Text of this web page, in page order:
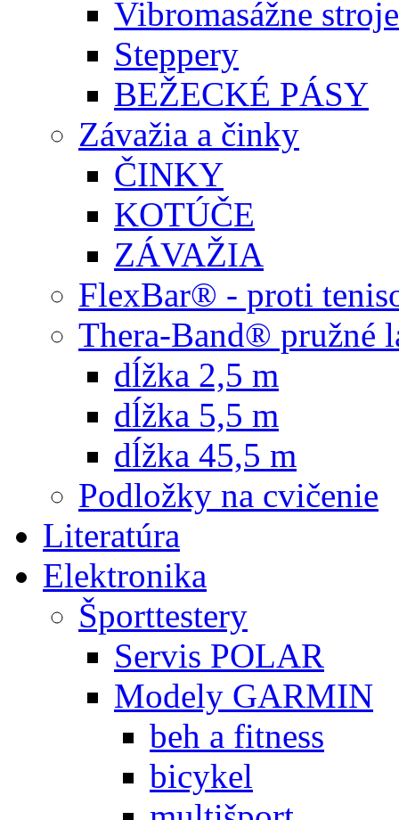
Vibromasážne stroje
Steppery
BEŽECKÉ PÁSY
Závažia a činky
ČINKY
KOTÚČE
ZÁVAŽIA
FlexBar® - proti
Thera-Band® pružné
dĺžka 2,5 m
dĺžka 5,5 m
dĺžka 45,5 m
Podložky na cvičenie
Literatúra
Elektronika
Športtestery
Servis POLAR
Modely GARMIN
beh a fitness
bicykel